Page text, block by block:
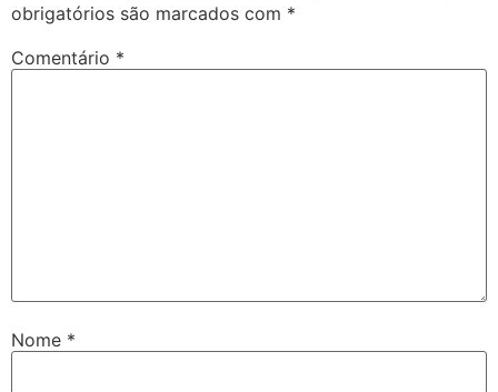
obrigatórios são marcados com *
Comentário *
Nome *